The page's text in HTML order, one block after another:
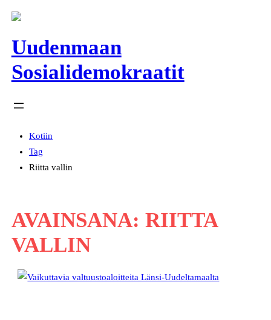
Siirry
Uudenmaan
Sosialidemokraatit
Kotiin
Tag
Riitta vallin
AVAINSANA: RIITTA
VALLIN